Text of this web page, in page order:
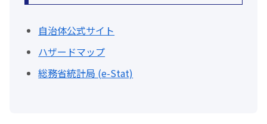
自治体公式サイト
ハザードマップ
総務省統計局 (e-Stat)